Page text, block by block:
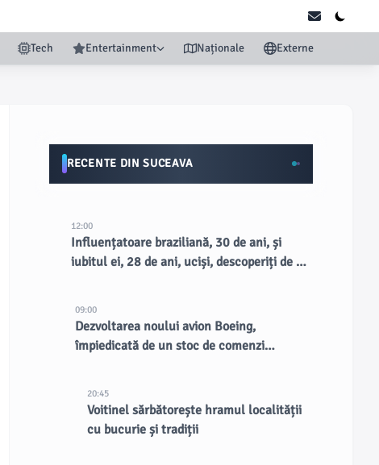
Tech Entertainment Naționale Externe
RECENTE DIN SUCEAVA
12:00
Influențatoare braziliană, 30 de ani, și
iubitul ei, 28 de ani, uciși, descoperiți de un
09:00
Dezvoltarea noului avion Boeing,
împiedicată de un stoc de comenzi
20:45
Voitinel sărbătorește hramul localității
cu bucurie și tradiții